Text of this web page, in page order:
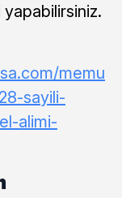
memu
sayili-
alimi-